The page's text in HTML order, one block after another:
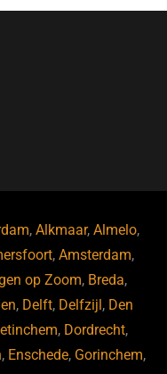
,Alkmaar,Almelo,
,Amsterdam,
op Zoom, Breda,
, Delft, Delfzijl, Den
, Dordrecht,
, Enschede, Gorinchem,